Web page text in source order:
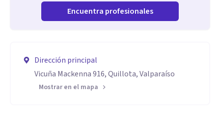
Encuentra profesionales
Dirección principal
Vicuña Mackenna 916, Quillota, Valparaíso
Mostrar en el mapa